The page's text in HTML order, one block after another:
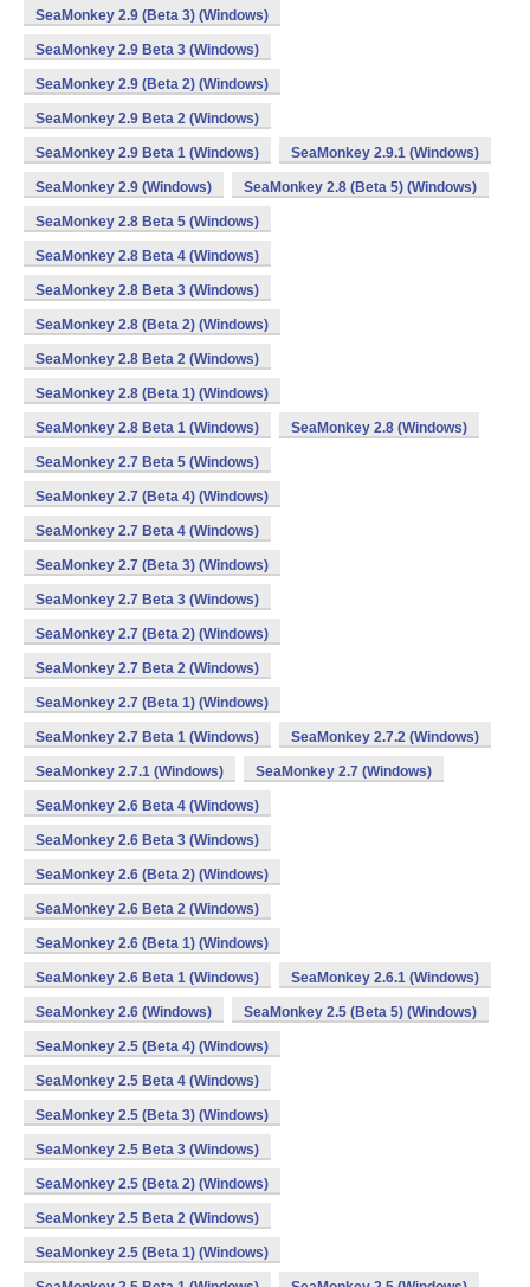
SeaMonkey 2.9 (Beta 3) (Windows)
SeaMonkey 2.9 Beta 3 (Windows)
SeaMonkey 2.9 (Beta 2) (Windows)
SeaMonkey 2.9 Beta 2 (Windows)
SeaMonkey 2.9 Beta 1 (Windows) SeaMonkey 2.9.1 (Windows)
SeaMonkey 2.9 (Windows) SeaMonkey 2.8 (Beta 5) (Windows)
SeaMonkey 2.8 Beta 5 (Windows)
SeaMonkey 2.8 Beta 4 (Windows)
SeaMonkey 2.8 Beta 3 (Windows)
SeaMonkey 2.8 (Beta 2) (Windows)
SeaMonkey 2.8 Beta 2 (Windows)
SeaMonkey 2.8 (Beta 1) (Windows)
SeaMonkey 2.8 Beta 1 (Windows) SeaMonkey 2.8 (Windows)
SeaMonkey 2.7 Beta 5 (Windows)
SeaMonkey 2.7 (Beta 4) (Windows)
SeaMonkey 2.7 Beta 4 (Windows)
SeaMonkey 2.7 (Beta 3) (Windows)
SeaMonkey 2.7 Beta 3 (Windows)
SeaMonkey 2.7 (Beta 2) (Windows)
SeaMonkey 2.7 Beta 2 (Windows)
SeaMonkey 2.7 (Beta 1) (Windows)
SeaMonkey 2.7 Beta 1 (Windows) SeaMonkey 2.7.2 (Windows)
SeaMonkey 2.7.1 (Windows) SeaMonkey 2.7 (Windows)
SeaMonkey 2.6 Beta 4 (Windows)
SeaMonkey 2.6 Beta 3 (Windows)
SeaMonkey 2.6 (Beta 2) (Windows)
SeaMonkey 2.6 Beta 2 (Windows)
SeaMonkey 2.6 (Beta 1) (Windows)
SeaMonkey 2.6 Beta 1 (Windows) SeaMonkey 2.6.1 (Windows)
SeaMonkey 2.6 (Windows) SeaMonkey 2.5 (Beta 5) (Windows)
SeaMonkey 2.5 (Beta 4) (Windows)
SeaMonkey 2.5 Beta 4 (Windows)
SeaMonkey 2.5 (Beta 3) (Windows)
SeaMonkey 2.5 Beta 3 (Windows)
SeaMonkey 2.5 (Beta 2) (Windows)
SeaMonkey 2.5 Beta 2 (Windows)
SeaMonkey 2.5 (Beta 1) (Windows)